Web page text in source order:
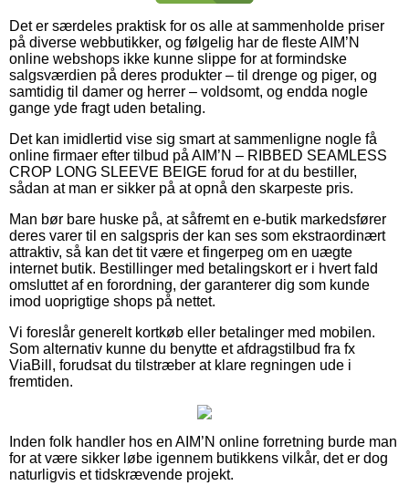
Det er særdeles praktisk for os alle at sammenholde priser
på diverse webbutikker, og følgelig har de fleste AIM’N
online webshops ikke kunne slippe for at formindske
salgsværdien på deres produkter – til drenge og piger, og
samtidig til damer og herrer – voldsomt, og endda nogle
gange yde fragt uden betaling.
Det kan imidlertid vise sig smart at sammenligne nogle få
online firmaer efter tilbud på AIM’N – RIBBED SEAMLESS
CROP LONG SLEEVE BEIGE forud for at du bestiller,
sådan at man er sikker på at opnå den skarpeste pris.
Man bør bare huske på, at såfremt en e-butik markedsfører
deres varer til en salgspris der kan ses som ekstraordinært
attraktiv, så kan det tit være et fingerpeg om en uægte
internet butik. Bestillinger med betalingskort er i hvert fald
omsluttet af en forordning, der garanterer dig som kunde
imod uoprigtige shops på nettet.
Vi foreslår generelt kortkøb eller betalinger med mobilen.
Som alternativ kunne du benytte et afdragstilbud fra fx
ViaBill, forudsat du tilstræber at klare regningen ude i
fremtiden.
Inden folk handler hos en AIM’N online forretning burde man
for at være sikker løbe igennem butikkens vilkår, det er dog
naturligvis et tidskrævende projekt.